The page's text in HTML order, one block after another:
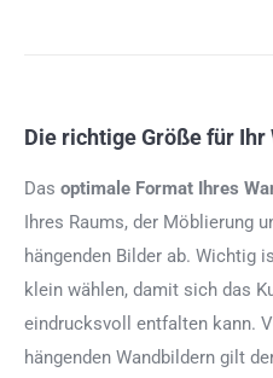
Die richtige Größe für Ihr
Das optimale Format Ihres
Ihres Raums, der Möblierung
hängenden Bilder ab. Wichtig
klein wählen, damit sich das
eindrucksvoll entfalten kann.
hängenden Wandbildern gilt